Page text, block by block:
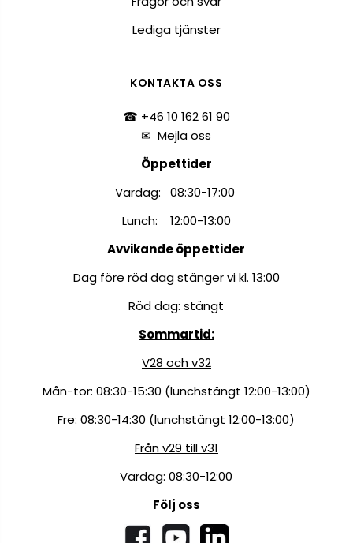
Lediga tjänster
KONTAKTA OSS
☎ +46 10 162 61 90
✉Mejla oss
Öppettider
Vardag: 08:30-17:00
Lunch: 12:00-13:00
Avvikande öppettider
Dag före röd dag stänger vi kl. 13:00
Röd dag: stängt
Sommartid:
V28 och v32
Mån-tor: 08:30-15:30 (lunchstängt 12:00-13:00)
Fre: 08:30-14:30 (lunchstängt 12:00-13:00)
Från v29 till v31
Vardag: 08:30-12:00
Följ oss